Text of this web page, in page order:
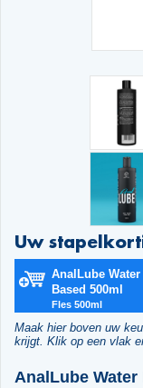
Uw
AnalLube Water
Based 500ml
Fles 500ml
Maak hier boven uw
krijgt. Klik op een vlak
AnalLube Water